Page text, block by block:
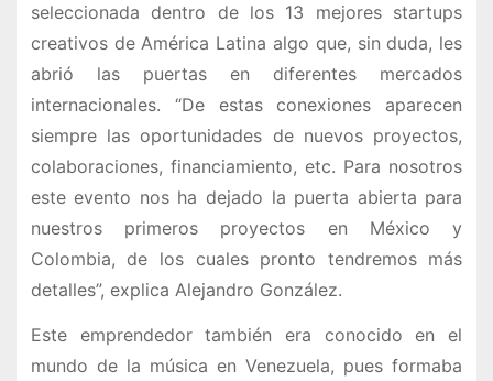
seleccionada dentro de los 13 mejores startups
creativos de América Latina algo que, sin duda, les
abrió las puertas en diferentes mercados
internacionales. “De estas conexiones aparecen
siempre las oportunidades de nuevos proyectos,
colaboraciones, financiamiento, etc. Para nosotros
este evento nos ha dejado la puerta abierta para
nuestros primeros proyectos en México y
Colombia, de los cuales pronto tendremos más
detalles”, explica Alejandro González.
Este emprendedor también era conocido en el
mundo de la música en Venezuela, pues formaba